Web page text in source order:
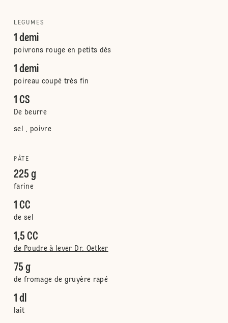
LEGUMES
1 demi
poivrons rouge en petits dés
1 demi
poireau coupé très fin
1 CS
De beurre
sel , poivre
PÂTE
225 g
farine
1 CC
de sel
1,5 CC
de Poudre à lever Dr. Oetker
75 g
de fromage de gruyère rapé
1 dl
lait